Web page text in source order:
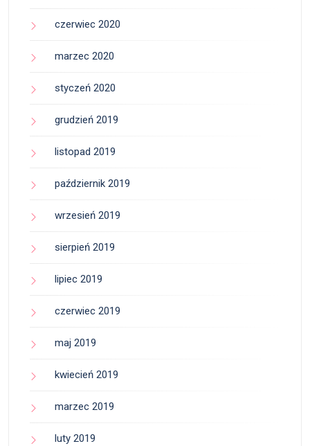
czerwiec 2020
marzec 2020
styczeń 2020
grudzień 2019
listopad 2019
październik 2019
wrzesień 2019
sierpień 2019
lipiec 2019
czerwiec 2019
maj 2019
kwiecień 2019
marzec 2019
luty 2019